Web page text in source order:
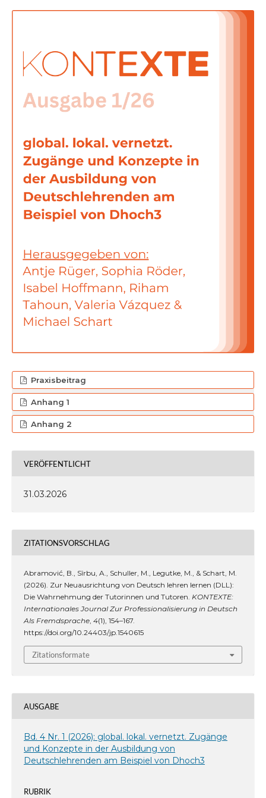
Praxisbeitrag
Anhang 1
Anhang 2
VERÖFFENTLICHT
31.03.2026
ZITATIONSVORSCHLAG
Abramović, B., Sîrbu, A., Schuller, M., Legutke, M., & Schart, M.
(2026). Zur Neuausrichtung von Deutsch lehren lernen (DLL):
Die Wahrnehmung der Tutorinnen und Tutoren. KONTEXTE:
Internationales Journal Zur Professionalisierung in Deutsch
Als Fremdsprache, 4(1), 154–167.
https://doi.org/10.24403/jp.1540615
Zitationsformate
AUSGABE
Bd. 4 Nr. 1 (2026): global. lokal. vernetzt. Zugänge
und Konzepte in der Ausbildung von
Deutschlehrenden am Beispiel von Dhoch3
RUBRIK